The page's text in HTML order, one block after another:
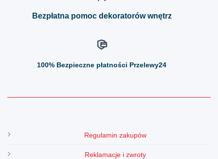
Bezpłatna pomoc dekoratorów wnętrz
100% Bezpieczne płatności Przelewy24
Regulamin zakupów
Reklamacje i zwroty